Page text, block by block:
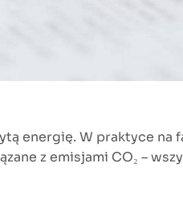
energię. W praktyce
z emisjami CO₂ –